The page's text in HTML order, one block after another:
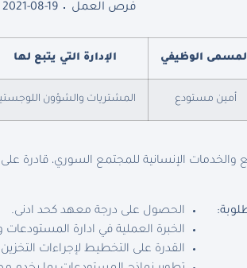
فرص العمل 2021-08-19
الوظيفي الإدارة التي يتبع لها
أمين مستودع المشتريات والشؤون
الإنسانية للمجتمع السوري، قادرة
الحصول على درجة معهد كحد ادنى.
الخبرة العملية في ادارة
القدرة على التخطيط لإجراءات